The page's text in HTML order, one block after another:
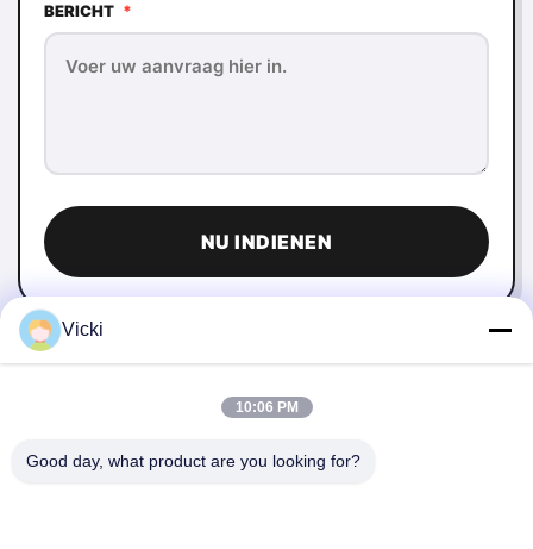
BERICHT *
NU INDIENEN
Vicki
10:06 PM
Good day, what product are you looking for?